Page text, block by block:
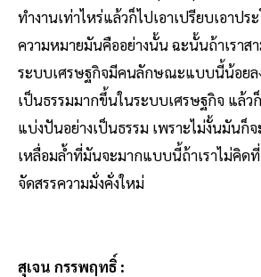
ทำงานเท่าไหร่แล้วก็ไปเอาเปรียบเอาป
ความหมายมันคืออย่างนั้น ฉะนั้นถ้าเราส
ระบบเศรษฐกิจมีคนลักษณะแบบนี้น้อยล
เป็นธรรมมากขึ้นในระบบเศรษฐกิจ แล้ว
แบ่งปันอย่างเป็นธรรม เพราะไม่งั้นมันก็
เหลื่อมล้ำที่มันจะมากแบบนี้ถ้าเราไม่คิด
จัดสรรความมั่งคั่งใหม่
สุเจน กรรพฤทธิ์ :